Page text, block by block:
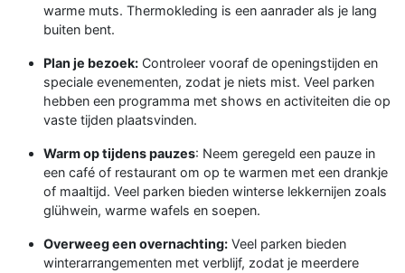
warme muts. Thermokleding is een aanrader als je lang
buiten bent.
Plan je bezoek: Controleer vooraf de openingstijden en
speciale evenementen, zodat je niets mist. Veel parken
hebben een programma met shows en activiteiten die op
vaste tijden plaatsvinden.
Warm op tijdens pauzes: Neem geregeld een pauze in
een café of restaurant om op te warmen met een drankje
of maaltijd. Veel parken bieden winterse lekkernijen zoals
glühwein, warme wafels en soepen.
Overweeg een overnachting: Veel parken bieden
winterarrangementen met verblijf, zodat je meerdere